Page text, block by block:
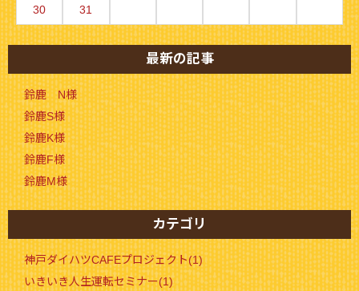
30 31
最新の記事
鈴鹿 N様
鈴鹿S様
鈴鹿K様
鈴鹿F様
鈴鹿M様
カテゴリ
神戸ダイハツCAFEプロジェクト(1)
いきいき人生運転セミナー(1)